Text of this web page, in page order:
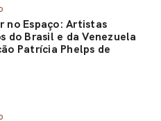
no Espaço: Artistas
do Brasil e da Venezuela
Patrícia Phelps de